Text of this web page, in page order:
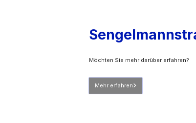
Möchten Sie mehr darüber erfahren?
Mehr erfahren